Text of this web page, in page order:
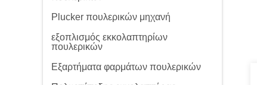
Plucker πουλερικών μηχανή
εξοπλισμός εκκολαπτηρίων
πουλερικών
Εξαρτήματα φαρμάτων πουλερικών